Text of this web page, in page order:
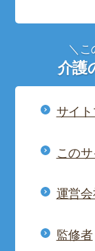
＼
介護
サイ
この
運営
監修者